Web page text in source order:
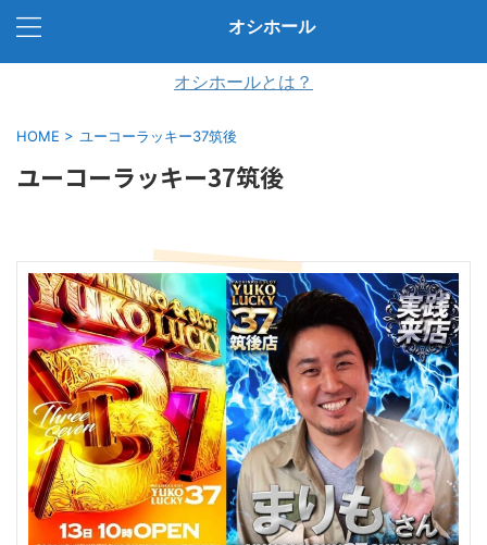
オシホール
オシホールとは？
HOME > ユーコーラッキー37筑後
ユーコーラッキー37筑後